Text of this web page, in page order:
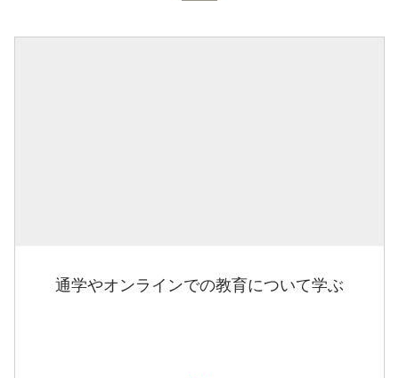
通学やオンラインでの教育について学ぶ